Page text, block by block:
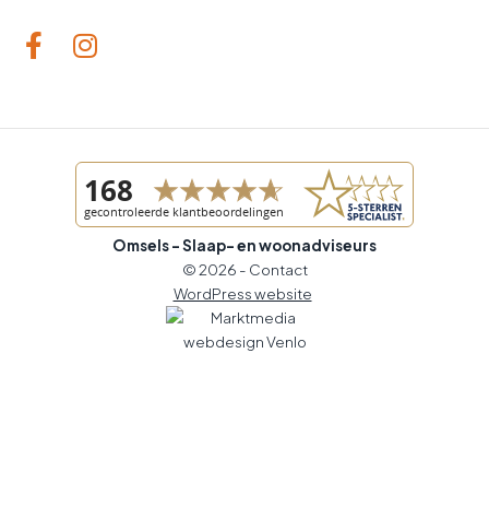
Omsels - Slaap- en woonadviseurs
© 2026 - Contact
WordPress website